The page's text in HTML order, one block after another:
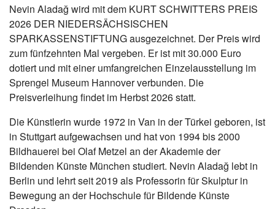
Nevin Aladağ wird mit dem KURT SCHWITTERS PREIS
2026 DER NIEDERSÄCHSISCHEN
SPARKASSENSTIFTUNG ausgezeichnet. Der Preis wird
zum fünfzehnten Mal vergeben. Er ist mit 30.000 Euro
dotiert und mit einer umfangreichen Einzelausstellung im
Sprengel Museum Hannover verbunden. Die
Preisverleihung findet im Herbst 2026 statt.
Die Künstlerin wurde 1972 in Van in der Türkei geboren, ist
in Stuttgart aufgewachsen und hat von 1994 bis 2000
Bildhauerei bei Olaf Metzel an der Akademie der
Bildenden Künste München studiert. Nevin Aladağ lebt in
Berlin und lehrt seit 2019 als Professorin für Skulptur in
Bewegung an der Hochschule für Bildende Künste